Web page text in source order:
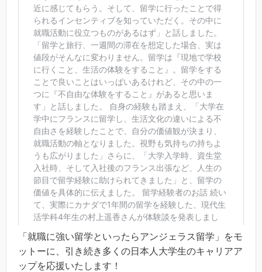
「就職に強い留学といったらアンジェラス留学」をモ
ットーに、引き続き多くの日本人大学生のキャリアア
ップを応援いたします！